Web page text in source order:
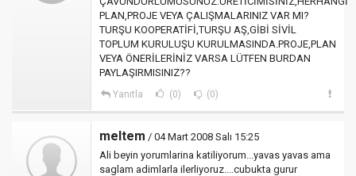
PLAN,PROJE VEYA ÇALIŞMALARINIZ VAR MI?
TURŞU KOOPERATİFİ,TURŞU AŞ,GİBİ SİVİL
TOPLUM KURULUŞU KURULMASINDA.PROJE,PLAN
VEYA ÖNERİLERİNİZ VARSA LÜTFEN BURDAN
PAYLAŞIRMISINIZ??
Yanıtla (0) (0)
meltem / 04 Mart 2008 Salı 15:25
Ali beyin yorumlarina katiliyorum...yavas yavas ama
saglam adimlarla ilerliyoruz....cubukta gurur